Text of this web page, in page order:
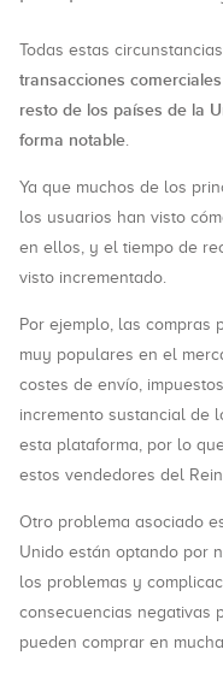
Todas estas
transacciones
resto de los países de la
forma notable.
Ya que muchos de los
los usuarios han visto
en ellos, y el tiempo de
visto incrementado.
Por ejemplo, las compras
muy populares en el
costes de envío,
incremento sustancial de
esta plataforma, por lo
estos vendedores del
Otro problema asociado
Unido están optando por
los problemas y
consecuencias negativas
pueden comprar en